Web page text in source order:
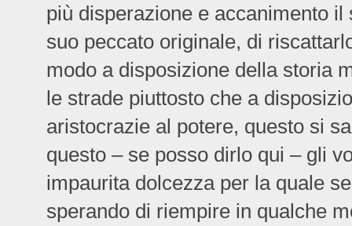
più disperazione e accanimento
suo peccato originale, di
modo a disposizione della storia
le strade piuttosto che a
aristocrazie al potere, questo si
questo – se posso dirlo qui – gli
impaurita dolcezza per la quale
sperando di riempire in qualche